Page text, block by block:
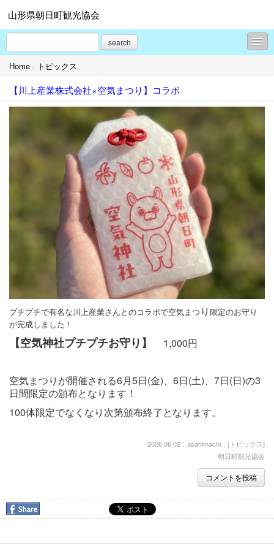
山形県朝日町観光協会
search
トピックス
ダウンロード
お問合せ
Home / トピックス
【川上産業株式会社×空気まつり】コラボ
プチプチで有名な川上産業さんとのコラボで空気まつ り 限定のお守り
が完成しました！
【空気神社プチプチお守り】 1,000円
空気まつりが開催される6月5日(金)、6日(土)、7日(日)の3
日間限定の頒布となります！
100体限定でなくなり次第頒布終了となります。
2026.06.02：asahimachi：[ トピックス]
朝日町観光協会
コメントを投稿